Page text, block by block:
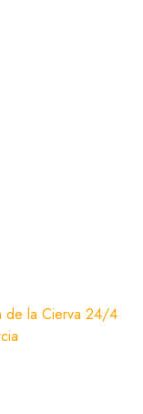
de la Cierva 24/4